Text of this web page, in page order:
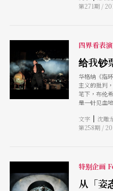
欧斯特麦耶
第271期 /
四界看表
给我钞
华格纳《指
主义的批判
笔下，布伦
是一针见血
与指挥
邦立歌剧院
文字 | 沈雕
第258期 /
特别企画
从「姿